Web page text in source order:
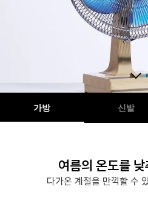
가방 신발
여름의 온도를
다가온 계절을 만끽할 수